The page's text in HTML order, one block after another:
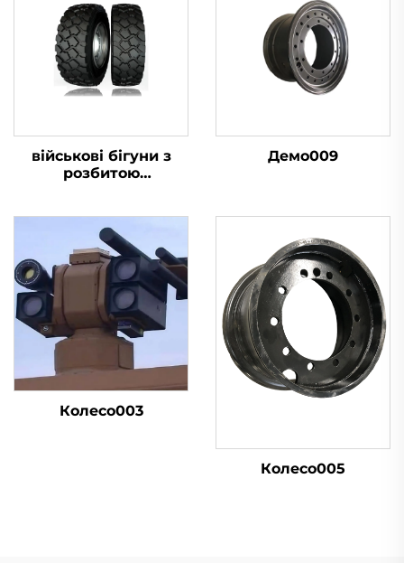
військові бігуни з
розбитою
Демо009
Колесо003
Колесо005